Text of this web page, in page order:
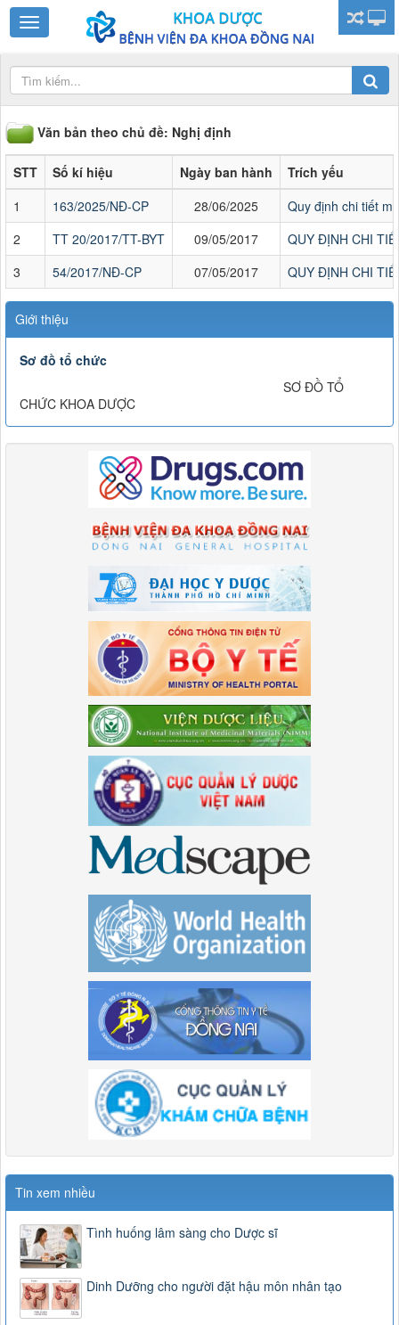
Văn bản theo chủ đề: Nghị định
STT Số kí hiệu Ngày ban hành
Trích yếu
1
163/2025/NĐ-CP 28/06/2025
Quy định chi tiết
2
TT 20/2017/TT-BYT 09/05/2017
QUY ĐỊNH CHI
3
54/2017/NĐ-CP 07/05/2017 QUY ĐỊNH CHI
Giới thiệu
Sơ đồ tổ chức
SƠ ĐỒ TỔ
CHỨC KHOA DƯỢC
Tin xem nhiều
Tình huống lâm sàng cho Dược sĩ
Dinh Dưỡng cho người đặt hậu môn nhân tạo